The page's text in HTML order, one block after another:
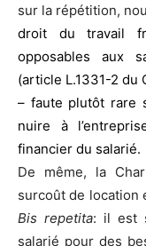
sur la répétition,
droit du travail
opposables aux
(article L.1331-2 du
– faute plutôt rare
nuire à
financier du salarié.
De même, la
surcoût de location
Bis repetita: il est
salarié pour des